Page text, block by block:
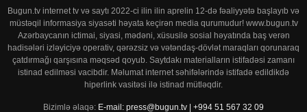
Bugun.tv internet tv və saytı 2022-ci ilin ilin aprelin 12-də fəaliyyətə başlayıb və
müstəqil informasiya siyasəti həyata keçirən media qurumudur! www.bugun.tv
Azərbaycanın ictimai, siyasi, mədəni, xüsusilə sosial həyatında baş verən
hadisələri izləyiciyə operativ, qərəzsiz və vətəndaş-dövlət maraqları qorunaraq
çatdırmağı qarşısına məqsəd qoyub. Saytdakı materialların istifadəsi zamanı
istinad edilməsi vacibdir. Məlumat internet səhifələrində istifadə edildikdə
hiperlink vasitəsi ilə istinad mütləqdir.
Bizimlə əlaqə: E-mail: press@bugun.tv | +994 51 567 32 09